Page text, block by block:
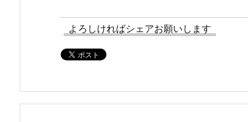
よろしければシェアお願いします